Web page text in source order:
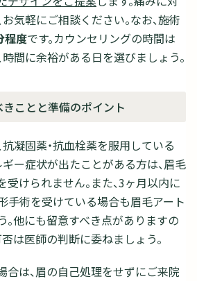
気軽にご相談ください。なお、施術
程度です。カウンセリングの時間は
間に余裕がある日を選びましょう。
ことと準備のポイント
凝固薬・抗血栓薬を服用している
ー症状が出たことがある方は、眉毛
けられません。また、3ヶ月以内に
手術を受けている場合も眉毛アート
。他にも留意すべき点がありますの
は医師の判断に委ねましょう。
合は、眉の自己処理をせずにご来院